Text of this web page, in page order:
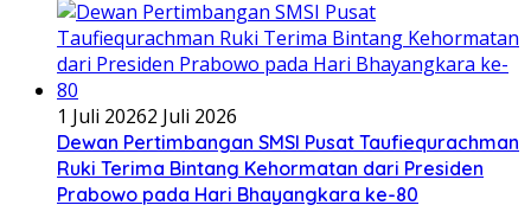
1 Juli 20262 Juli 2026
Dewan Pertimbangan SMSI Pusat Taufiequrachman
Ruki Terima Bintang Kehormatan dari Presiden
Prabowo pada Hari Bhayangkara ke-80